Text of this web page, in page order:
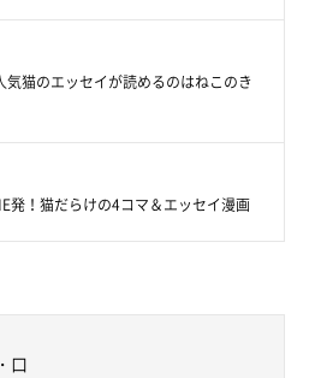
猫のエッセイが読めるのはねこのき
発！猫だらけの4コマ＆エッセイ漫画
口